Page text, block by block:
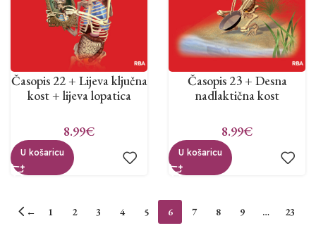
Časopis 22 + Lijeva ključna
kost + lijeva lopatica
8.99€
U košaricu
Časopis 23 + Desna
nadlaktična kost
8.99€
U košaricu
← 1 2 3 4 5 6 7 8 9 …
23